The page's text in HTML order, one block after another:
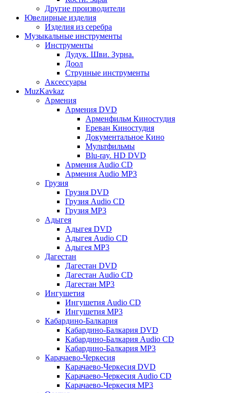
Другие производители
Ювелирные изделия
Изделия из серебра
Музыкальные инструменты
Инструменты
Дудук. Шви. Зурна.
Доол
Струнные инструменты
Аксессуары
MuzKavkaz
Армения
Армения DVD
Арменфильм Киностудия
Ереван Киностудия
Документальное Кино
Мультфильмы
Blu-ray. HD DVD
Армения Audio CD
Армения Audio MP3
Грузия
Грузия DVD
Грузия Audio CD
Грузия MP3
Адыгея
Адыгея DVD
Адыгея Audio CD
Адыгея MP3
Дагестан
Дагестан DVD
Дагестан Audio CD
Дагестан MP3
Ингушетия
Ингушетия Audio CD
Ингушетия MP3
Кабардино-Балкария
Кабардино-Балкария DVD
Кабардино-Балкария Audio CD
Кабардино-Балкария MP3
Карачаево-Черкесия
Карачаево-Черкесия DVD
Карачаево-Черкесия Audio CD
Карачаево-Черкесия MP3